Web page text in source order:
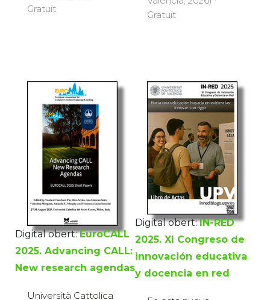
Gratuït
Gratuït
Digital obert: EuroCALL
2025. Advancing CALL:
New research agendas
Università Cattolica
Digital obert: IN-RED
2025. XI Congreso de
innovación educativa
y docencia en red